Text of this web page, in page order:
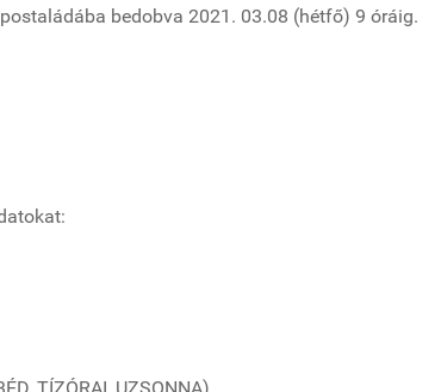
bedobva 2021. 03.08 (hétfő) 9 óráig.
TÍZÓRAI, UZSONNA),